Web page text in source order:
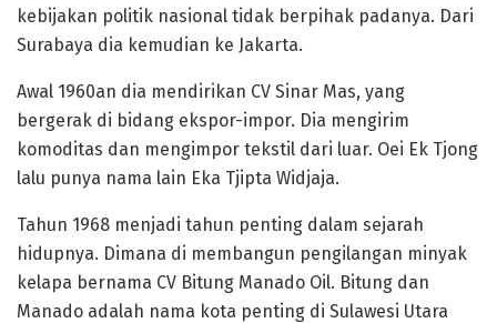
kebijakan politik nasional tidak berpihak padanya. Dari
Surabaya dia kemudian ke Jakarta.
Awal 1960an dia mendirikan CV Sinar Mas, yang
bergerak di bidang ekspor-impor. Dia mengirim
komoditas dan mengimpor tekstil dari luar. Oei Ek Tjong
lalu punya nama lain Eka Tjipta Widjaja.
Tahun 1968 menjadi tahun penting dalam sejarah
hidupnya. Dimana di membangun pengilangan minyak
kelapa bernama CV Bitung Manado Oil. Bitung dan
Manado adalah nama kota penting di Sulawesi Utara